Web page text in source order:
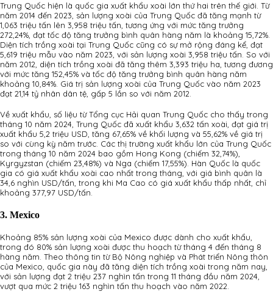
Trung Quốc hiện là quốc gia xuất khẩu xoài lớn thứ hai trên thế giới. Từ
năm 2014 đến 2023, sản lượng xoài của Trung Quốc đã tăng mạnh từ
1,063 triệu tấn lên 3,958 triệu tấn, tương ứng với mức tăng trưởng
272,24%, đạt tốc độ tăng trưởng bình quân hàng năm là khoảng 15,72%.
Diện tích trồng xoài tại Trung Quốc cũng có sự mở rộng đáng kể, đạt
5,619 triệu mẫu vào năm 2023, với sản lượng xoài 3,958 triệu tấn. So với
năm 2012, diện tích trồng xoài đã tăng thêm 3,393 triệu ha, tương đương
với mức tăng 152,45% và tốc độ tăng trưởng bình quân hàng năm
khoảng 10,84%. Giá trị sản lượng xoài của Trung Quốc vào năm 2023
đạt 21,14 tỷ nhân dân tệ, gấp 5 lần so với năm 2012.
Về xuất khẩu, số liệu từ Tổng cục Hải quan Trung Quốc cho thấy trong
tháng 10 năm 2024, Trung Quốc đã xuất khẩu 3,632 tấn xoài, đạt giá trị
xuất khẩu 5,2 triệu USD, tăng 67,65% về khối lượng và 55,62% về giá trị
so với cùng kỳ năm trước. Các thị trường xuất khẩu lớn của Trung Quốc
trong tháng 10 năm 2024 bao gồm Hong Kong (chiếm 32,74%),
Kyrgyzstan (chiếm 23,48%) và Nga (chiếm 17,55%). Hàn Quốc là quốc
gia có giá xuất khẩu xoài cao nhất trong tháng, với giá bình quân là
34,6 nghìn USD/tấn, trong khi Ma Cao có giá xuất khẩu thấp nhất, chỉ
khoảng 377,97 USD/tấn.
3. Mexico
Khoảng 85% sản lượng xoài của Mexico được dành cho xuất khẩu,
trong đó 80% sản lượng xoài được thu hoạch từ tháng 4 đến tháng 8
hàng năm. Theo thông tin từ Bộ Nông nghiệp và Phát triển Nông thôn
của Mexico, quốc gia này đã tăng diện tích trồng xoài trong năm nay,
với sản lượng đạt 2 triệu 237 nghìn tấn trong 11 tháng đầu năm 2024,
vượt qua mức 2 triệu 163 nghìn tấn thu hoạch vào năm 2022.